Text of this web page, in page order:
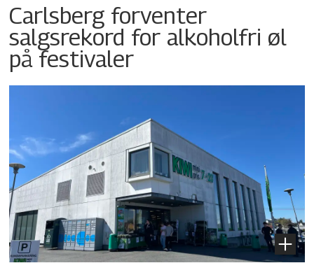
Carlsberg forventer
salgsrekord for alkoholfri øl
på festivaler